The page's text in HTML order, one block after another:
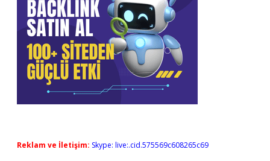
Reklam ve İletişim: Skype: live:.cid.575569c608265c69